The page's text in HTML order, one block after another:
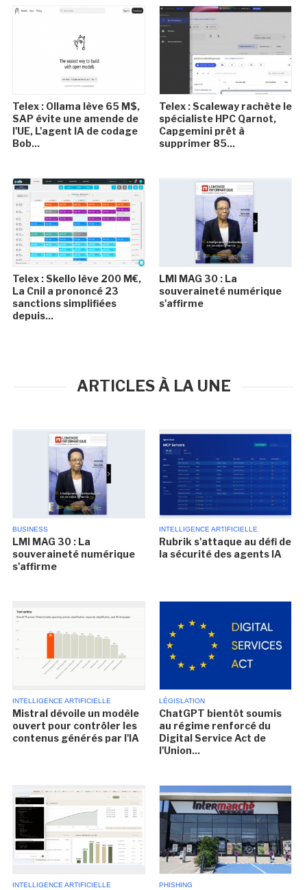
Telex : Ollama lève 65 M$,
SAP évite une amende de
l'UE, L'agent IA de codage
Bob...
Telex : Scaleway rachète le
spécialiste HPC Qarnot,
Capgemini prêt à
supprimer 85...
Telex : Skello lève 200 M€,
La Cnil a prononcé 23
sanctions simplifiées
depuis...
LMI MAG 30 : La
souveraineté numérique
s'affirme
ARTICLES À LA UNE
BUSINESS
LMI MAG 30 : La
souveraineté numérique
s'affirme
INTELLIGENCE ARTIFICIELLE
Rubrik s'attaque au défi de
la sécurité des agents IA
INTELLIGENCE ARTIFICIELLE
Mistral dévoile un modèle
ouvert pour contrôler les
contenus générés par l'IA
LÉGISLATION
ChatGPT bientôt soumis
au régime renforcé du
Digital Service Act de
l'Union...
INTELLIGENCE ARTIFICIELLE PHISHING